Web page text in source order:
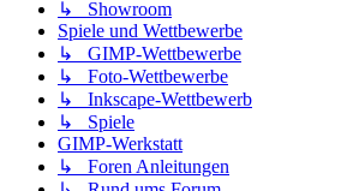
↳ Showroom
Spiele und Wettbewerbe
↳ GIMP-Wettbewerbe
↳ Foto-Wettbewerbe
↳ Inkscape-Wettbewerb
↳ Spiele
GIMP-Werkstatt
↳ Foren Anleitungen